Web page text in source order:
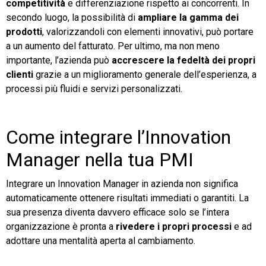
competitività e differenziazione rispetto ai concorrenti. In
secondo luogo, la possibilità di ampliare la gamma dei
prodotti, valorizzandoli con elementi innovativi, può portare
a un aumento del fatturato. Per ultimo, ma non meno
importante, l’azienda può accrescere la fedeltà dei propri
clienti grazie a un miglioramento generale dell’esperienza, a
processi più fluidi e servizi personalizzati.
Come integrare l’Innovation
Manager nella tua PMI
Integrare un Innovation Manager in azienda non significa
automaticamente ottenere risultati immediati o garantiti. La
sua presenza diventa davvero efficace solo se l’intera
organizzazione è pronta a rivedere i propri processi e ad
adottare una mentalità aperta al cambiamento.